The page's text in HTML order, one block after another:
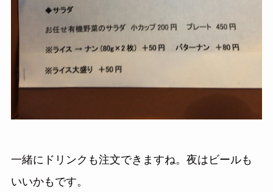
一緒にドリンクも注文できますね。夜はビールも
いいかもです。